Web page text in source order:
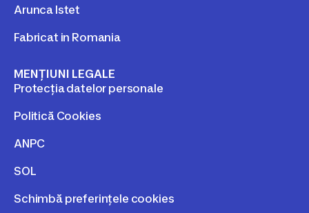
Arunca Istet
Fabricat in Romania
MENȚIUNI LEGALE
Protecția datelor personale
Politică Cookies
ANPC
SOL
Schimbă preferințele cookies